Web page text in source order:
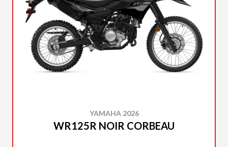
YAMAHA 2026
WR125R NOIR CORBEAU